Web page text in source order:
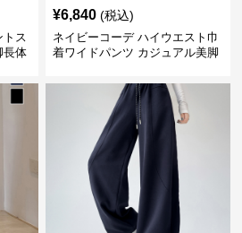
トス
長体
¥6,840 (税込)
ネイビーコーデ ハイウエスト巾
着ワイドパンツ カジュアル美脚